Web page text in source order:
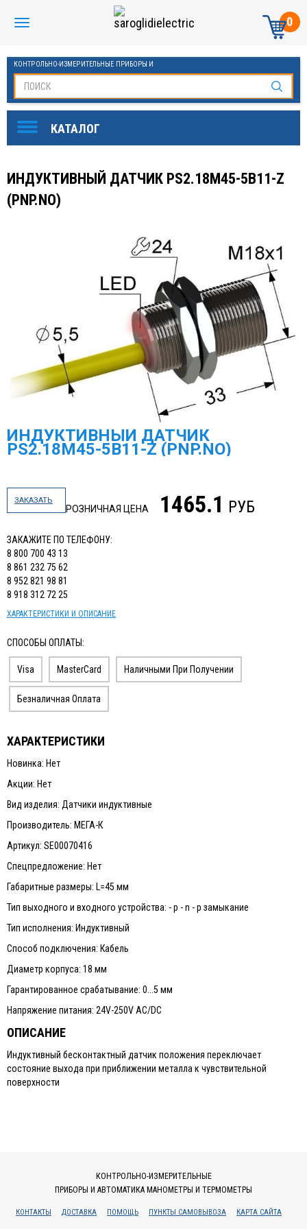
0
КОНТРОЛЬНО-ИЗМЕРИТЕЛЬНЫЕ ПРИБОРЫ И
ИНДУКТИВНЫЙ ДАТЧИК PS2.18M45-5B11-Z
(PNP.NO)
ИНДУКТИВНЫЙ ДАТЧИК
PS2.18M45-5B11-Z (PNP.NO)
ЗАКАЗАТЬ
РОЗНИЧНАЯ ЦЕНА 1465.1 РУБ
ЗАКАЖИТЕ ПО ТЕЛЕФОНУ:
8 800 700 43 13
8 861 232 75 62
8 952 821 98 81
8 918 312 72 25
ХАРАКТЕРИСТИКИ И ОПИСАНИЕ
СПОСОБЫ ОПЛАТЫ:
Visa MasterCard Наличными При Получении
Безналичная Оплата
ХАРАКТЕРИСТИКИ
Новинка: Нет
Акции: Нет
Вид изделия: Датчики индуктивные
Производитель: МЕГА-К
Артикул: SE00070416
Спецпредложение: Нет
Габаритные размеры: L=45 мм
Тип выходного и входного устройства: - p - n - p замыкание
Тип исполнения: Индуктивный
Способ подключения: Кабель
Диаметр корпуса: 18 мм
Гарантированное срабатывание: 0...5 мм
Напряжение питания: 24V-250V AC/DC
ОПИСАНИЕ
Индуктивный бесконтактный датчик положения переключает
состояние выхода при приближении металла к чувствительной
поверхности
КОНТРОЛЬНО-ИЗМЕРИТЕЛЬНЫЕ
ПРИБОРЫ И АВТОМАТИКА МАНОМЕТРЫ И ТЕРМОМЕТРЫ
КОНТАКТЫ ДОСТАВКА ПОМОЩЬ ПУНКТЫ САМОВЫВОЗА КАРТА САЙТА